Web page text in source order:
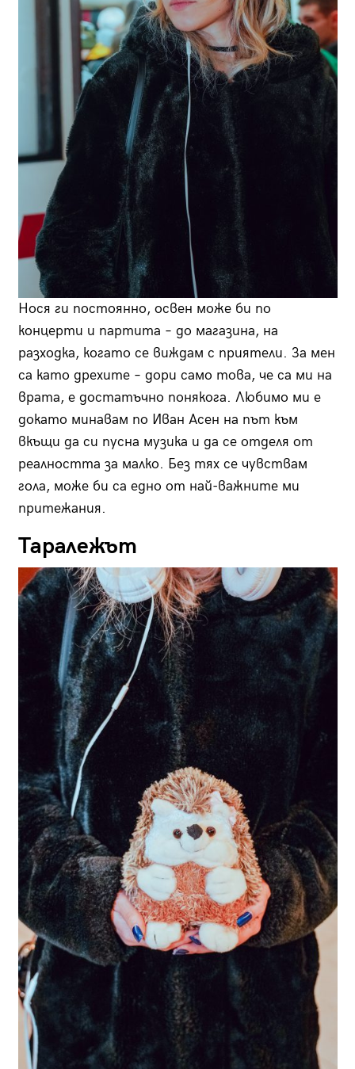
Нося ги постоянно, освен може би по
концерти и партита – до магазина, на
разходка, когато се виждам с приятели. За мен
са като дрехите – дори само това, че са ми на
врата, е достатъчно понякога. Любимо ми е
докато минавам по Иван Асен на път към
вкъщи да си пусна музика и да се отделя от
реалността за малко. Без тях се чувствам
гола, може би са едно от най-важните ми
притежания.
Таралежът